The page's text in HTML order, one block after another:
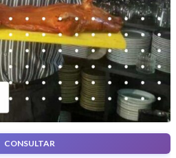
DE LA CASA
CONSULTAR